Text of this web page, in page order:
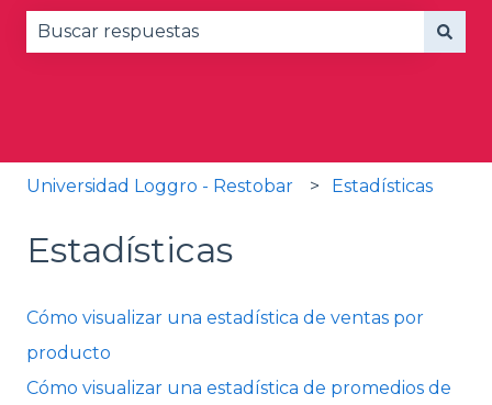
Universidad Loggro - Restobar Estadísticas
Estadísticas
Cómo visualizar una estadística de ventas por
producto
Cómo visualizar una estadística de promedios de